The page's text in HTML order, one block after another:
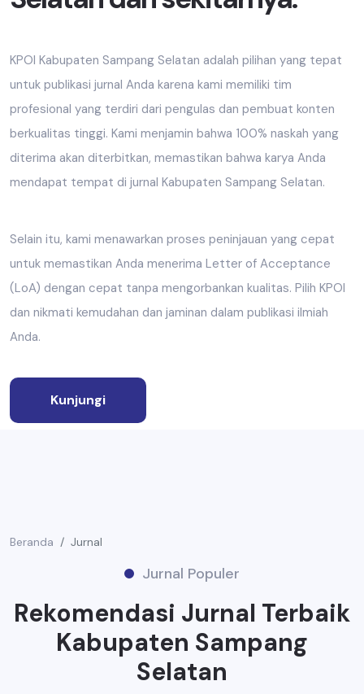
KPOI Kabupaten Sampang Selatan adalah pilihan yang tepat
untuk publikasi jurnal Anda karena kami memiliki tim
profesional yang terdiri dari pengulas dan pembuat konten
berkualitas tinggi. Kami menjamin bahwa 100% naskah yang
diterima akan diterbitkan, memastikan bahwa karya Anda
mendapat tempat di jurnal Kabupaten Sampang Selatan.
Selain itu, kami menawarkan proses peninjauan yang cepat
untuk memastikan Anda menerima Letter of Acceptance
(LoA) dengan cepat tanpa mengorbankan kualitas. Pilih KPOI
dan nikmati kemudahan dan jaminan dalam publikasi ilmiah
Anda.
Kunjungi
Beranda Jurnal
Jurnal Populer
Rekomendasi Jurnal Terbaik
Kabupaten Sampang
Selatan